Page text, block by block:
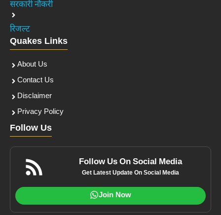
सरकारी नौकरी
रिजल्ट
Quakes Links
About Us
Contact Us
Disclaimer
Privacy Policy
Follow Us
Follow Us On Social Media
Get Latest Update On Social Media
Join Now